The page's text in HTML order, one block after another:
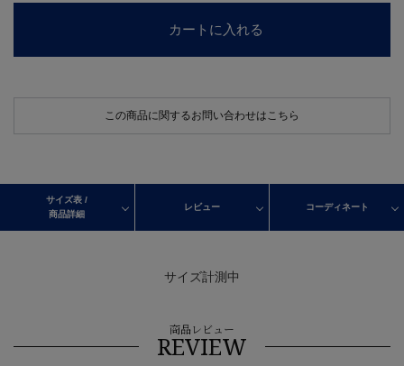
カートに入れる
この商品に関するお問い合わせはこちら
サイズ表 /
商品詳細
レビュー コーディネート
サイズ計測中
商品レビュー
REVIEW